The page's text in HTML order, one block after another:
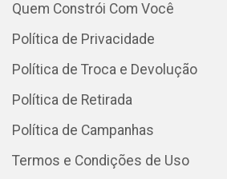
Quem Constrói Com Você
Política de Privacidade
Política de Troca e Devolução
Política de Retirada
Política de Campanhas
Termos e Condições de Uso